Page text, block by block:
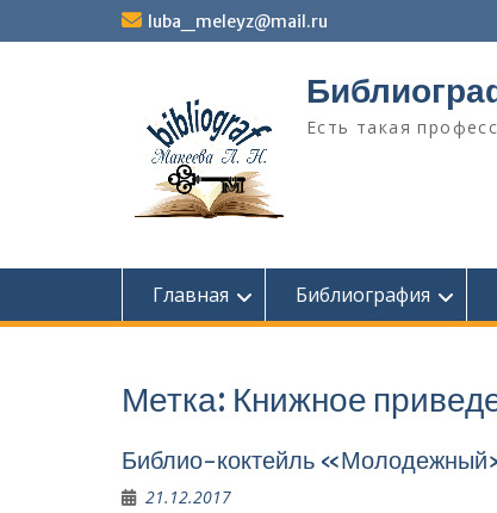
к
luba_meleyz@mail.ru
Есть такая
Главная Библиография
Метка: Книжное
Библио-коктейль
21.12.2017